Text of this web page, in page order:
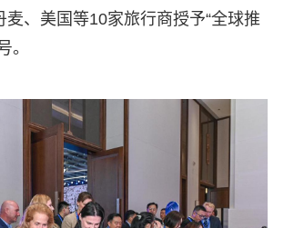
麦、美国等10家旅行商授予“全球推
。